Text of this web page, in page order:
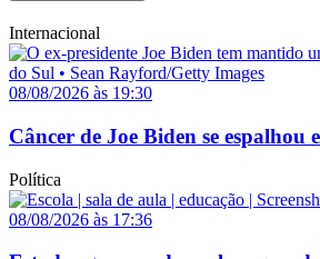
Internacional
08/08/2026 às 19:30
Câncer de Joe Biden se espalhou
Política
08/08/2026 às 17:36